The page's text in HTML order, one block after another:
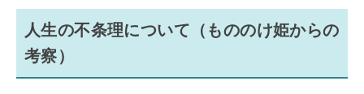
人生の不条理について（もののけ姫からの
考察）